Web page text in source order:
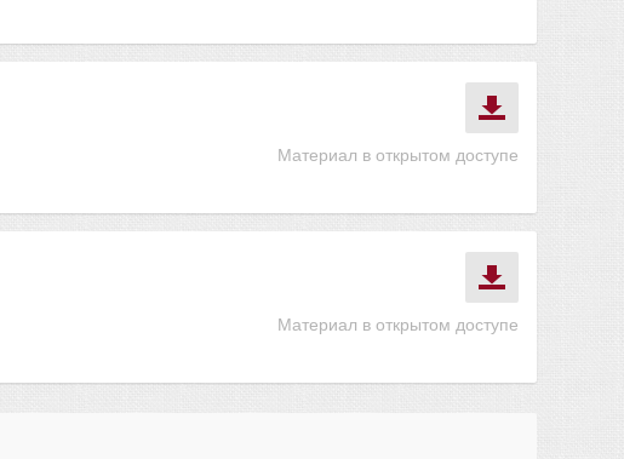
Материал в открытом доступе
Материал в открытом доступе